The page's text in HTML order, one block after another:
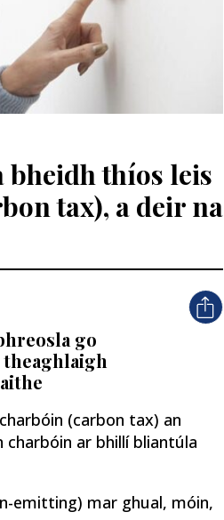
bheidh thíos leis
tax), a deir na
go
(carbon tax) an
ar bhillí bliantúla
emitting) mar ghual, móin,